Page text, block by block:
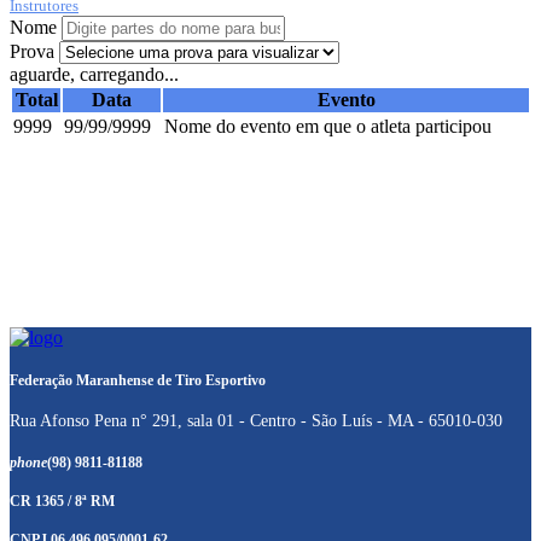
Instrutores
Nome
Prova
aguarde, carregando...
Total
Data
Evento
9999 99/99/9999 Nome do evento em que o atleta participou
Federação Maranhense de Tiro Esportivo
Rua Afonso Pena n° 291, sala 01 - Centro - São Luís - MA - 65010-030
phone(98) 9811-81188
CR 1365 / 8ª RM